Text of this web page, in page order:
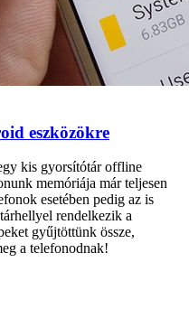
eszközökre
kis gyorsítótár offline
memóriája már teljesen
esetében pedig az is
rendelkezik a
gyűjtöttünk össze,
a telefonodnak!